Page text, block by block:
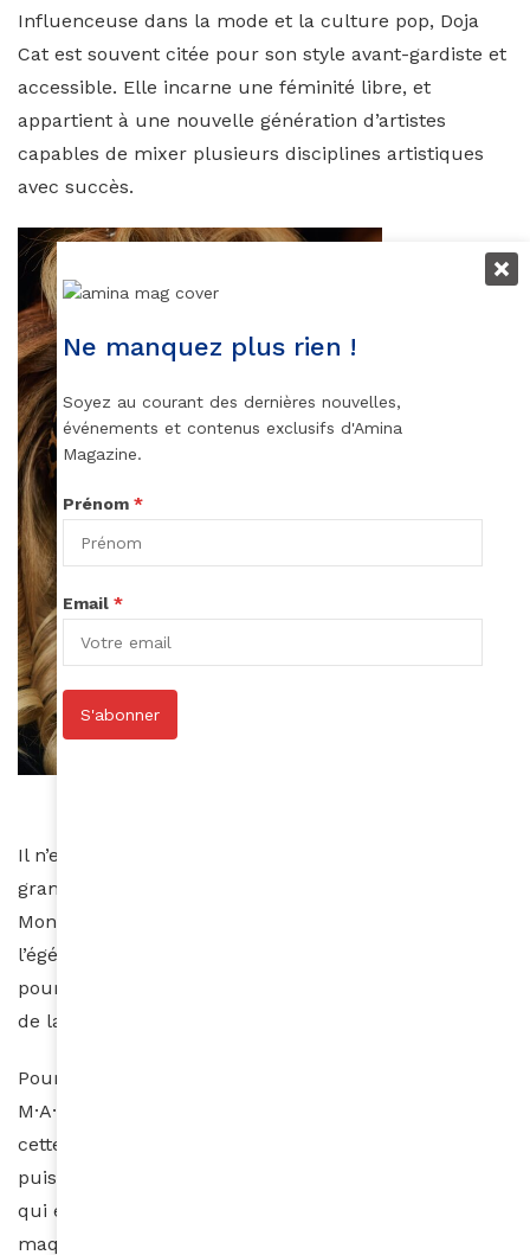
Influenceuse dans la mode et la culture pop, Doja
Cat est souvent citée pour son style avant-gardiste et
accessible. Elle incarne une féminité libre, et
appartient à une nouvelle génération d’artistes
capables de mixer plusieurs disciplines artistiques
avec succès.
Il n’est donc pas étonnant de voir la lauréate d’un
grammy enfiler le nouvel habit d’Ambassadrice
Mondiale de MAC Cosmetics. A ce titre elle sera
l’égérie d’une série de campagnes internationales
pour certains des produits les plus emblématiques
de la marque.
Pour Nicola Formichetti, Directeur Créatif Monde de
M·A·C,
cette collaboration incarne la rencontre de deux
puissances créatives. « Doja a une énergie intrépide
qui est l’essence même de M·A·C. Elle utilise le
maquillage comme un outil de créativité, en
Ne manquez plus rien !
Soyez au courant des dernières nouvelles,
événements et contenus exclusifs d'Amina
Magazine.
Prénom *
Email *
S'abonner